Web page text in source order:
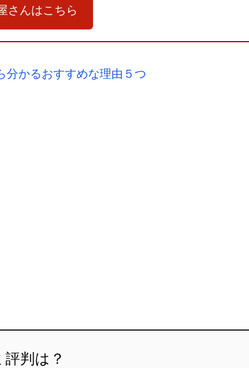
さんはこちら
分かるおすすめな理由５つ
判は？